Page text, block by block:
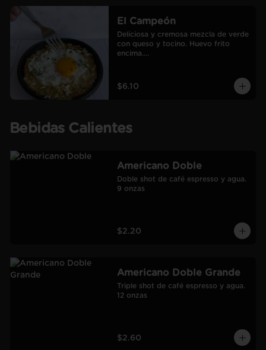
El Campeón
Deliciosa y cremosa mezcla de verde
con queso y tocino. Huevo frito
encima.
$6.10
Bebidas Calientes
Americano Doble
Doble shot de café espresso y agua.
9 onzas
$2.20
Americano Doble Grande
Triple shot de café espresso y agua.
12 onzas
$2.60